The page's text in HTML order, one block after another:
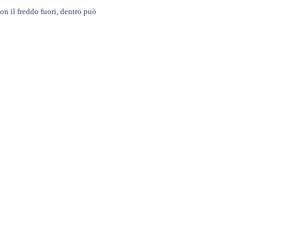
il freddo fuori, dentro può